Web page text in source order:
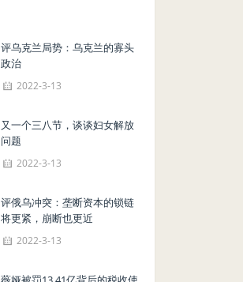
评乌克兰局势：乌克兰的寡头
政治
2022-3-13
又一个三八节，谈谈妇女解放
问题
2022-3-13
评俄乌冲突：垄断资本的锁链
将更紧，崩断也更近
2022-3-13